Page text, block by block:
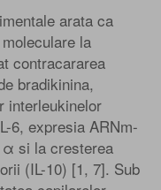
arata ca
la
contracararea
bradikinina,
interleukinelor
6, expresia ARNm-
α si la cresterea
(IL-10) [1, 7]. Sub